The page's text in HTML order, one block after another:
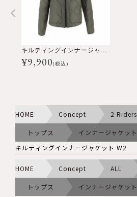
キルティングインナージャケット W2
¥9,900(税込)
HOME Concept 2 Riders
トップス
インナージャケット
キルティングインナージャケット W2
HOME Concept ALL
トップス
インナージャケット